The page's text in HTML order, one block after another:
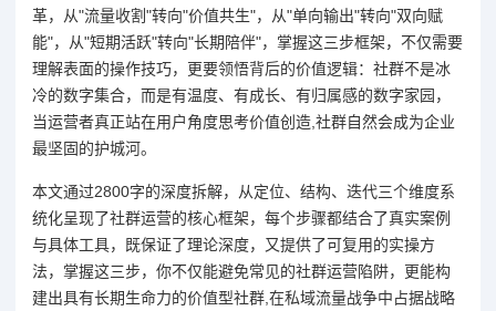
革，从"流量收割"转向"价值共生"，从"单向输出"转向"双向赋
能"，从"短期活跃"转向"长期陪伴"，掌握这三步框架，不仅需要
理解表面的操作技巧，更要领悟背后的价值逻辑：社群不是冰
冷的数字集合，而是有温度、有成长、有归属感的数字家园，
当运营者真正站在用户角度思考价值创造,社群自然会成为企业
最坚固的护城河。
本文通过2800字的深度拆解，从定位、结构、迭代三个维度系
统化呈现了社群运营的核心框架，每个步骤都结合了真实案例
与具体工具，既保证了理论深度，又提供了可复用的实操方
法，掌握这三步，你不仅能避免常见的社群运营陷阱，更能构
建出具有长期生命力的价值型社群,在私域流量战争中占据战略